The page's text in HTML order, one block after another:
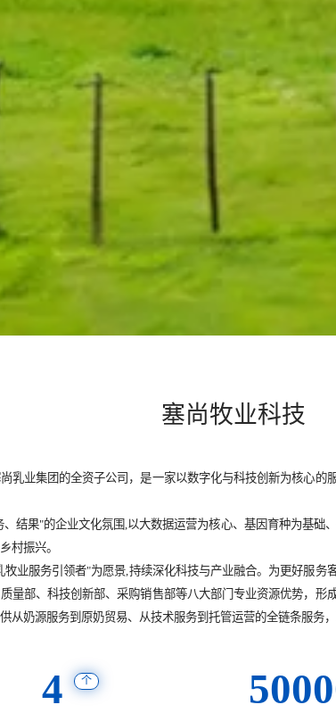
塞尚牧业科技
乳业集团的全资子公司，是一家以数字化与科技创新为核心
结果"的企业文化氛围,以大数据运营为核心、基因育种为基础
村振兴。
业服务引领者"为愿景,持续深化科技与产业融合。为更好服
量部、科技创新部、采购销售部等八大部门专业资源优势，形
从奶源服务到原奶贸易、从技术服务到托管运营的全链条服务
4 个